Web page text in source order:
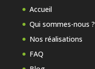
Accueil
Qui sommes-nous ?
Nos réalisations
FAQ